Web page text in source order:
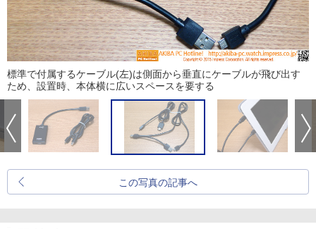
標準で付属するケーブル(左)は側面から垂直にケーブルが飛び出す
ため、設置時、本体横に広いスペースを要する
この写真の記事へ